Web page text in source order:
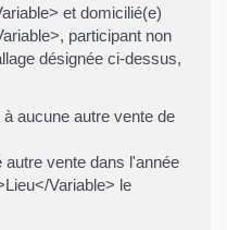
et domicilié(e)
participant non
désignée ci-dessus,
aucune autre vente de
vente dans l'année
Variable> le